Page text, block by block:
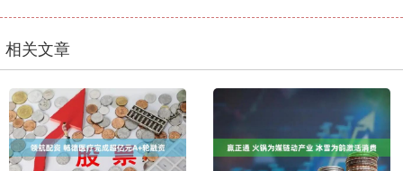
相关文章